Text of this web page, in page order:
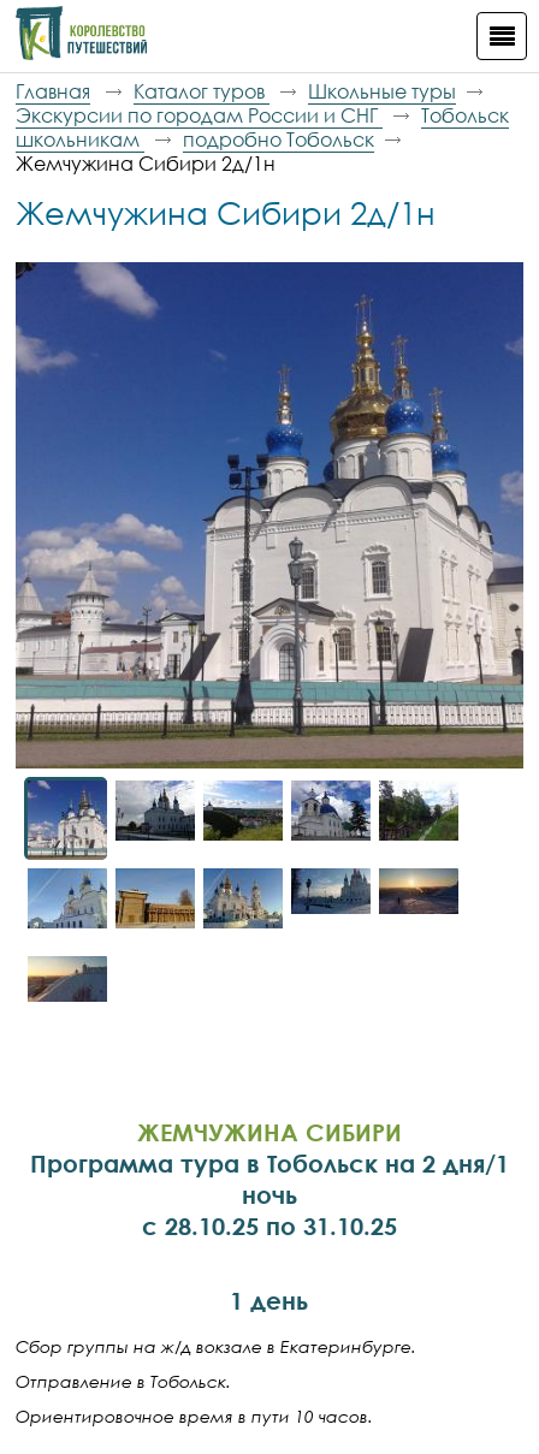
Главная Каталог туров
Школьные туры
Экскурсии по городам России и СНГ
Тобольск
школьникам
подробно Тобольск
Жемчужина Сибири 2д/1н
Жемчужина Сибири 2д/1н
ЖЕМЧУЖИНА СИБИРИ
Программа тура в Тобольск на 2 дня/1
ночь
с 28.10.25 по 31.10.25
1 день
Сбор группы на ж/д вокзале в Екатеринбурге.
Отправление в Тобольск.
Ориентировочное время в пути 10 часов.